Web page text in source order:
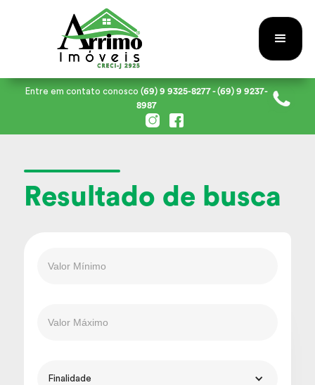
Entre em contato conosco (69) 9 9325-8277- (69) 9 9237-
8987
Resultado de busca
Finalidade